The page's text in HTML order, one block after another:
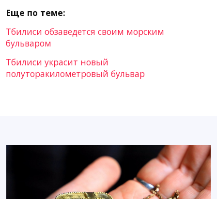
Еще по теме:
Тбилиси обзаведется своим морским
бульваром
Тбилиси украсит новый
полуторакилометровый бульвар